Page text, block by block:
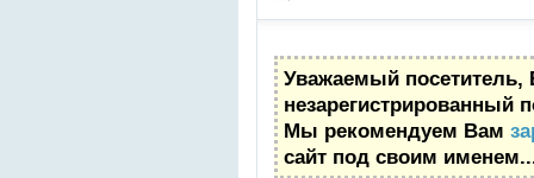
Уважаемый посетитель,
незарегистрированный
Мы рекомендуем Вам
сайт под своим